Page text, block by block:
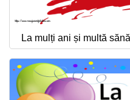
La mulți ani și multă